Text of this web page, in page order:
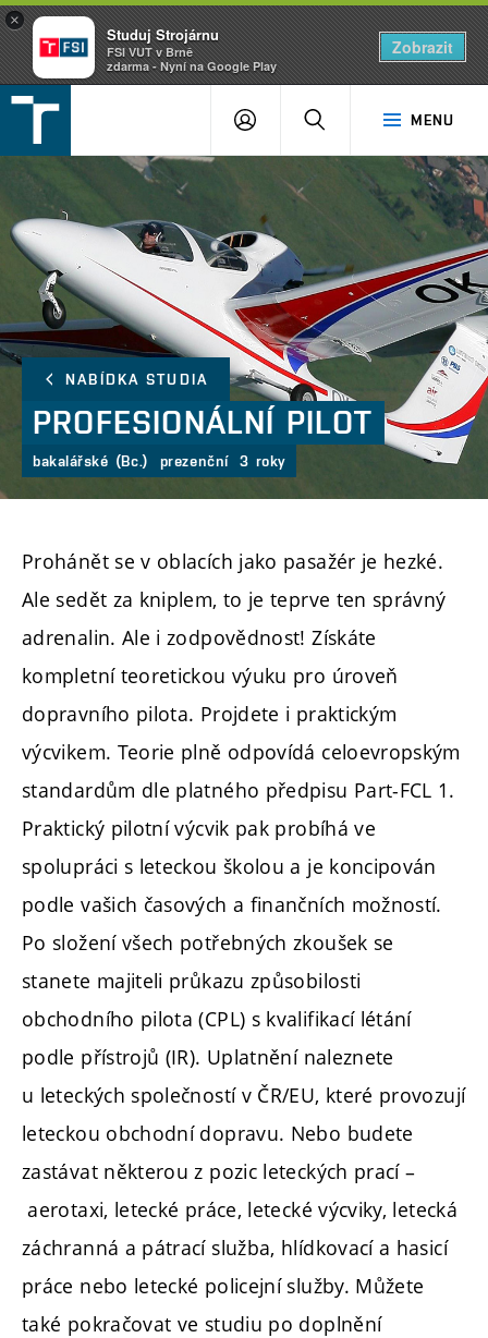
v
Brně
MENU
PŘIHLÁŠENÍ
NABÍDKA STUDIA
PROFESIONÁLNÍ PILOT
bakalářské (Bc.) prezenční 3 roky
Prohánět se v oblacích jako pasažér je hezké.
Ale sedět za kniplem, to je teprve ten správný
adrenalin. Ale i zodpovědnost! Získáte
kompletní teoretickou výuku pro úroveň
dopravního pilota. Projdete i praktickým
výcvikem. Teorie plně odpovídá celoevropským
standardům dle platného předpisu Part-FCL 1.
Praktický pilotní výcvik pak probíhá ve
spolupráci s leteckou školou a je koncipován
podle vašich časových a finančních možností.
Po složení všech potřebných zkoušek se
stanete majiteli průkazu způsobilosti
obchodního pilota (CPL) s kvalifikací létání
podle přístrojů (IR). Uplatnění naleznete
u leteckých společností v ČR/EU, které provozují
leteckou obchodní dopravu. Nebo budete
zastávat některou z pozic leteckých prací –
aerotaxi, letecké práce, letecké výcviky, letecká
záchranná a pátrací služba, hlídkovací a hasicí
práce nebo letecké policejní služby. Můžete
také pokračovat ve studiu po doplnění
×
Studuj Strojárnu
FSI VUT v Brně
zdarma - Nyní na Google Play
Zobrazit